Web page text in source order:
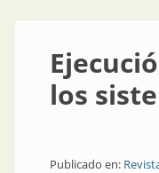
los
Publicado en: